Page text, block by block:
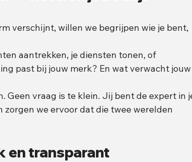
verschijnt, willen we begrijpen wie je bent,
aantrekken, je diensten tonen, of
past bij jouw merk? En wat verwacht
Geen vraag is te klein. Jij bent de expert in
zorgen we ervoor dat die twee werelden
en transparant